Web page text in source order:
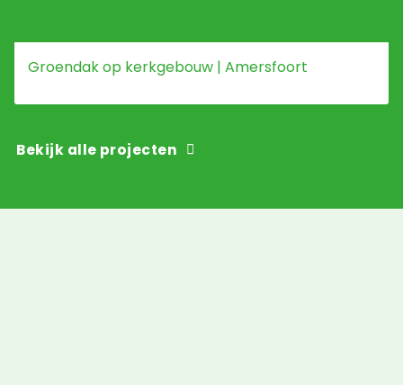
Groendak op kerkgebouw | Amersfoort
Bekijk alle projecten